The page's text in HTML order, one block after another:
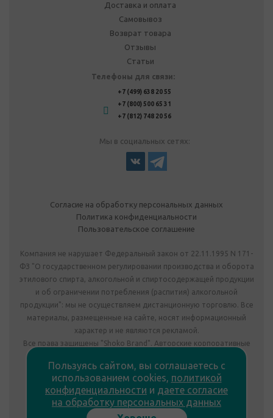
Доставка и оплата
Самовывоз
Возврат товара
Отзывы
Статьи
Телефоны для связи:
+7 (499) 638 20 55
+7 (800) 500 65 31
+7 (812) 748 20 56
Мы в социальных сетях:
Согласие на обработку персональных данных
Политика конфиденциальности
Пользовательское соглашение
Компания не нарушает Федеральный закон от 22.11.1995 N 171-
ФЗ "О государственном регулировании производства и оборота
этилового спирта, алкогольной и спиртосодержащей продукции
и об ограничении потребления (распития) алкогольной
продукции": мы не осуществляем дистанционную торговлю. Все
материалы, размещенные на сайте, носят информационный
характер и не являются рекламой.
Все права защищены "Shoko Brand". Авторские корпоративные
Комплектация подарка может отличаться от изображения.
Информация на сайте не является публичной офертой.
Сведения о продавце:
ООО «Фабрика подарков», лицензия №78РПА0009672 от
Пользуясь сайтом, вы соглашаетесь с
использованием cookies, политикой
конфиденциальности и даете согласие
на обработку персональных данных